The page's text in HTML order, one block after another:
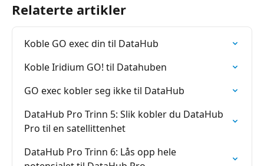
Relaterte artikler
Koble GO exec din til DataHub
Koble Iridium GO! til Datahuben
GO exec kobler seg ikke til DataHub
DataHub Pro Trinn 5: Slik kobler du DataHub
Pro til en satellittenhet
DataHub Pro Trinn 6: Lås opp hele